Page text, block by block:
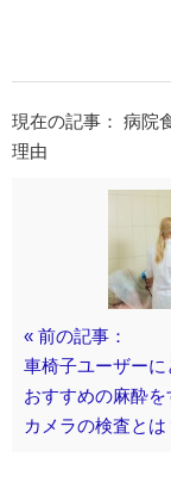
現在の記事： 病院
理由
« 前の記事：
車椅子ユーザーに
おすすめの麻酔を
カメラの検査とは